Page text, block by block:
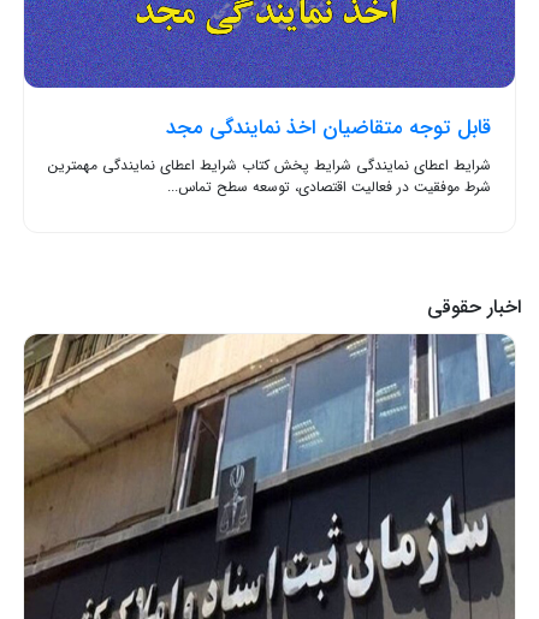
قابل توجه متقاضیان اخذ نمایندگی مجد
شرایط اعطای نمایندگی شرایط پخش کتاب شرایط اعطای نمایندگی مهمترین
شرط موفقیت در فعالیت اقتصادی، توسعه سطح تماس...
اخبار حقوقی